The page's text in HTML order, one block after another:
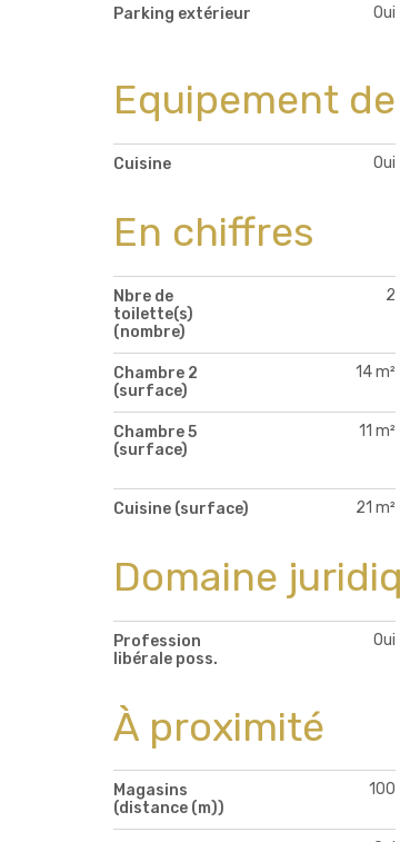
Parking extérieur Oui
Equipement
Cuisine Oui
En chiffres
Nbre de
toilette(s)
(nombre)
2
Chambre 2
(surface)
14 m²
Chambre 5
(surface)
11 m²
Cuisine (surface) 21 m²
Domaine
Profession
libérale poss.
Oui
À proximité
Magasins
(distance (m))
100